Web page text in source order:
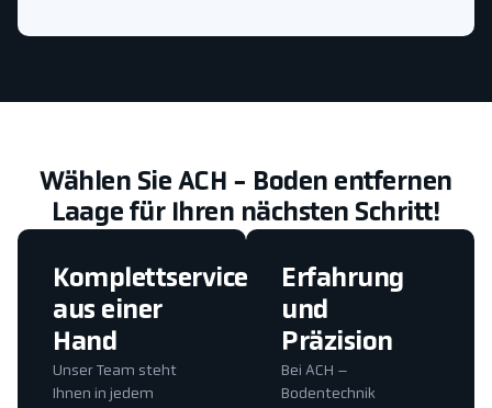
Wählen Sie ACH - Boden entfernen
Laage für Ihren nächsten Schritt!
Erfahrung
und
Präzision
Bei ACH –
Bodentechnik
Komplettservice
aus einer
Hand
Unser Team steht
Ihnen in jedem